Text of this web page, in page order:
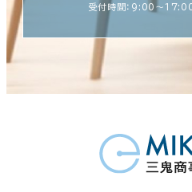
受付時間：9:00〜17:00